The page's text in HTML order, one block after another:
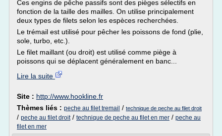
Ces engins de pêche passifs sont des pièges sélectifs en
fonction de la taille des mailles. On utilise principalement
deux types de filets selon les espèces recherchées.
Le trémail est utilisé pour pêcher les poissons de fond (plie,
sole, turbo, etc.).
Le filet maillant (ou droit) est utilisé comme piège à
poissons qui se déplacent généralement en banc...
Lire la suite
Site : http://www.hookline.fr
Thèmes liés : peche au filet tremail / technique de peche au filet droit
/ peche au filet droit/ technique de peche au filet en mer / peche au
filet en mer